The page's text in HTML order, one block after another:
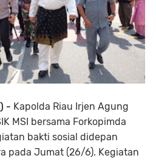
- Kapolda Riau Irjen Agung
MSI bersama Forkopimda
bakti sosial didepan
pada Jumat (26/6). Kegiatan